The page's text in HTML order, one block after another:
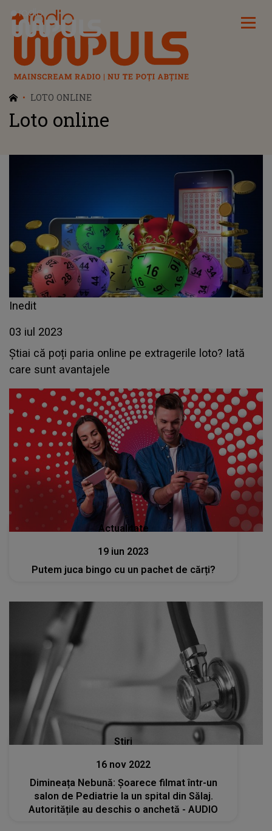
Radio Impuls
LOTO ONLINE
Loto online
Inedit
03 iul 2023
Știai că poți paria online pe extragerile loto? Iată
care sunt avantajele
Actualitate
19 iun 2023
Putem juca bingo cu un pachet de cărți?
Stiri
16 nov 2022
Dimineața Nebună: Șoarece filmat într-un
salon de Pediatrie la un spital din Sălaj.
Autoritățile au deschis o anchetă - AUDIO